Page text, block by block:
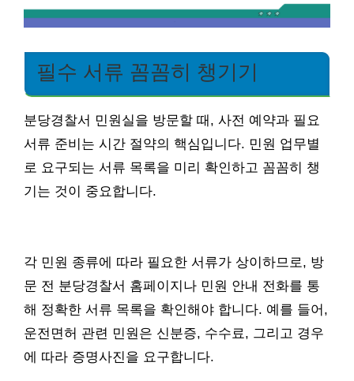
필수 서류 꼼꼼히 챙기기
분당경찰서 민원실을 방문할 때, 사전 예약과 필요
서류 준비는 시간 절약의 핵심입니다. 민원 업무별
로 요구되는 서류 목록을 미리 확인하고 꼼꼼히 챙
기는 것이 중요합니다.
각 민원 종류에 따라 필요한 서류가 상이하므로, 방
문 전 분당경찰서 홈페이지나 민원 안내 전화를 통
해 정확한 서류 목록을 확인해야 합니다. 예를 들어,
운전면허 관련 민원은 신분증, 수수료, 그리고 경우
에 따라 증명사진을 요구합니다.